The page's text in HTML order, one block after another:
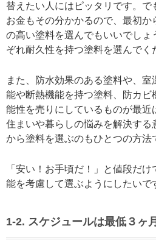
替えたい人にはピッタリです。で
お金もその分かかるので、最初か
の高い塗料を選んでもいいでしょ
ぞれ耐久性を持つ塗料を選んでく
また、防水効果のある塗料や、
能や断熱機能を持つ塗料、防カビ
能性を売りにしているものが最近
住まいや暮らしの悩みを解決する
から塗料を選ぶのもひとつの方法
「安い！お手頃だ！」と値段だ
能を考慮して選ぶようにしたいで
1-2. スケジュールは最低３ヶ